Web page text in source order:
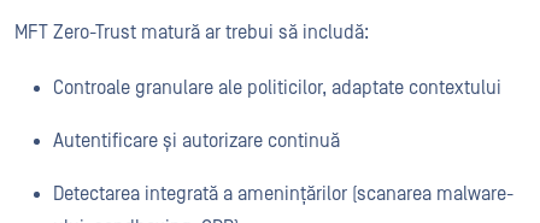
MFT Zero-Trust matură ar trebui să includă:
Controale granulare ale politicilor, adaptate contextului
Autentificare și autorizare continuă
Detectarea integrată a amenințărilor (scanarea malware-